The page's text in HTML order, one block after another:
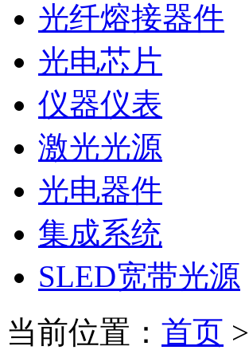
光纤熔接器件
光电芯片
仪器仪表
激光光源
光电器件
集成系统
SLED宽带光源
当前位置： 首页 >